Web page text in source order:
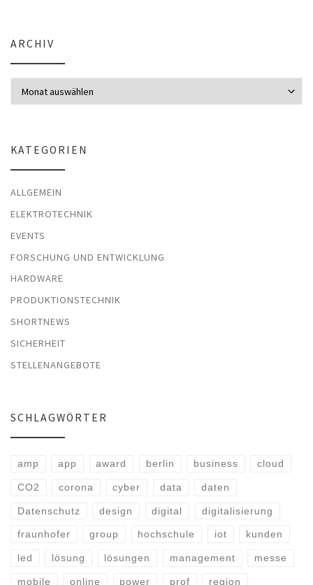
ARCHIV
KATEGORIEN
ALLGEMEIN
ELEKTROTECHNIK
EVENTS
FORSCHUNG UND ENTWICKLUNG
HARDWARE
PRODUKTIONSTECHNIK
SHORTNEWS
SICHERHEIT
STELLENANGEBOTE
SCHLAGWÖRTER
amp app award berlin business cloud
CO2 corona cyber data daten
Datenschutz design digital digitalisierung
fraunhofer group hochschule iot kunden
led lösung lösungen management messe
mobile online power prof region